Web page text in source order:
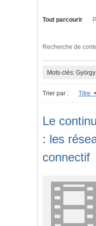
Tout parcourir
Recherche de
Mots-clés:
Trier par : Titre
Le
: les
connectif